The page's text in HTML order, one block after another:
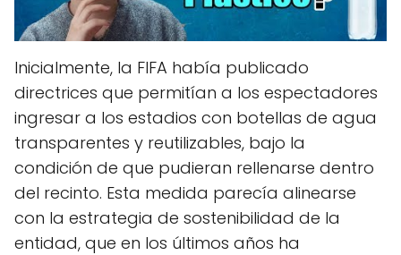
Inicialmente, la FIFA había publicado
directrices que permitían a los espectadores
ingresar a los estadios con botellas de agua
transparentes y reutilizables, bajo la
condición de que pudieran rellenarse dentro
del recinto. Esta medida parecía alinearse
con la estrategia de sostenibilidad de la
entidad, que en los últimos años ha